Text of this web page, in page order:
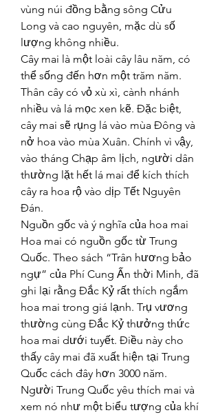
vùng núi đồng bằng sông Cửu
Long và cao nguyên, mặc dù số
lượng không nhiều.
Cây mai là một loài cây lâu năm, có
thể sống đến hơn một trăm năm.
Thân cây có vỏ xù xì, cành nhánh
nhiều và lá mọc xen kẽ. Đặc biệt,
cây mai sẽ rụng lá vào mùa Đông và
nở hoa vào mùa Xuân. Chính vì vậy,
vào tháng Chạp âm lịch, người dân
thường lặt hết lá mai để kích thích
cây ra hoa rộ vào dịp Tết Nguyên
Đán.
Nguồn gốc và ý nghĩa của hoa mai
Hoa mai có nguồn gốc từ Trung
Quốc. Theo sách “Trân hương bảo
ngự” của Phí Cung Ấn thời Minh, đã
ghi lại rằng Đắc Kỷ rất thích ngắm
hoa mai trong giá lạnh. Trụ vương
thường cùng Đắc Kỷ thưởng thức
hoa mai dưới tuyết. Điều này cho
thấy cây mai đã xuất hiện tại Trung
Quốc cách đây hơn 3000 năm.
Người Trung Quốc yêu thích mai và
xem nó như một biểu tượng của khí